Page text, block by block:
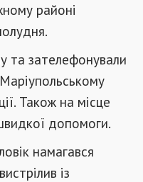
районі
та зателефонували
Також на місце
допомоги.
намагався
із